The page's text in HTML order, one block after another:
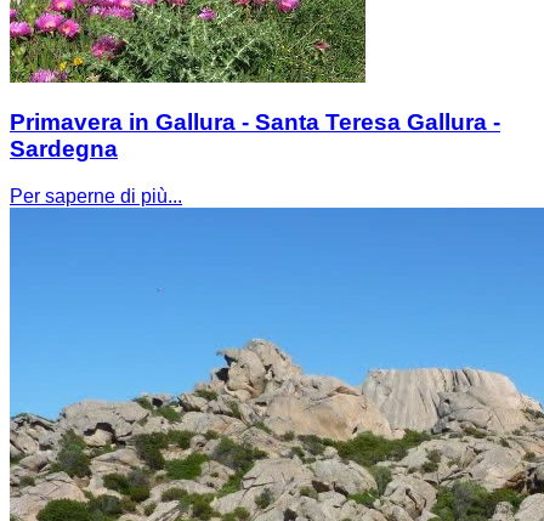
Primavera in Gallura - Santa Teresa Gallura -
Sardegna
Per saperne di più...